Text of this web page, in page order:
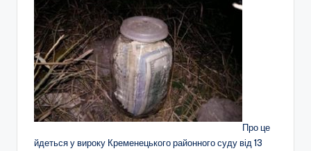
Про це
йдеться у вироку Кременецького районного суду від 13